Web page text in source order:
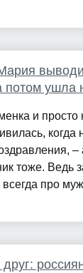
потом ушла
и
–
тоже. Ведь
всегда про